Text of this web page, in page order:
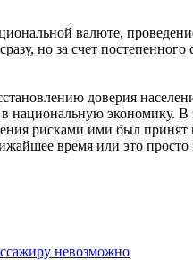
валюте,
но за счет
доверия
национальную экономику. В
рисками ими был принят
время или это просто
невозможно